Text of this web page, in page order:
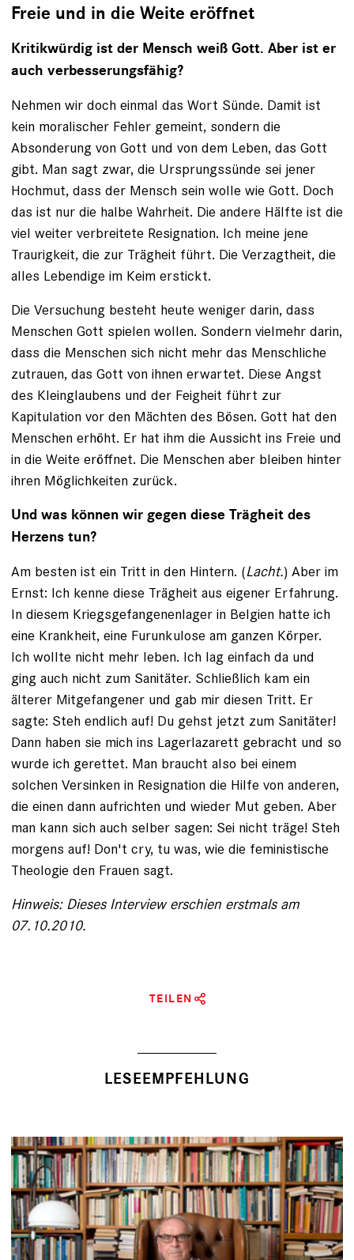
Freie und in die Weite eröffnet
Kritikwürdig ist der Mensch weiß Gott. Aber ist er
auch verbesserungsfähig?
Nehmen wir doch einmal das Wort Sünde. Damit ist
kein moralischer Fehler gemeint, sondern die
Absonderung von Gott und von dem Leben, das Gott
gibt. Man sagt zwar, die Ursprungssünde sei jener
Hochmut, dass der Mensch sein wolle wie Gott. Doch
das ist nur die halbe Wahrheit. Die andere Hälfte ist die
viel weiter verbreitete Resignation. Ich meine jene
Traurigkeit, die zur Trägheit führt. Die Verzagtheit, die
alles Lebendige im Keim erstickt.
Die Versuchung besteht heute weniger darin, dass
Menschen Gott spielen wollen. Sondern vielmehr darin,
dass die Menschen sich nicht mehr das Menschliche
zutrauen, das Gott von ihnen erwartet. Diese Angst
des Kleinglaubens und der Feigheit führt zur
Kapitulation vor den Mächten des Bösen. Gott hat den
Menschen erhöht. Er hat ihm die Aussicht ins Freie und
in die Weite eröffnet. Die Menschen aber bleiben hinter
ihren Möglichkeiten zurück.
Und was können wir gegen diese Trägheit des
Herzens tun?
Am besten ist ein Tritt in den Hintern. (Lacht.) Aber im
Ernst: Ich kenne diese Trägheit aus eigener Erfahrung.
In diesem Kriegsgefangenenlager in Belgien hatte ich
eine Krankheit, eine Furunkulose am ganzen Körper.
Ich wollte nicht mehr leben. Ich lag einfach da und
ging auch nicht zum Sanitäter. Schließlich kam ein
älterer Mitgefangener und gab mir diesen Tritt. Er
sagte: Steh endlich auf! Du gehst jetzt zum Sanitäter!
Dann haben sie mich ins Lagerlazarett gebracht und so
wurde ich gerettet. Man braucht also bei einem
solchen Versinken in Resignation die Hilfe von anderen,
die einen dann aufrichten und wieder Mut geben. Aber
man kann sich auch selber sagen: Sei nicht träge! Steh
morgens auf! Don't cry, tu was, wie die feministische
Theologie den Frauen sagt.
Hinweis: Dieses Interview erschien erstmals am
07.10.2010.
TEILEN
LESEEMPFEHLUNG